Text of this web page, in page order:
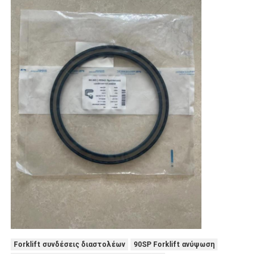
Forklift συνδέσεις διαστολέων
90SP Forklift ανύψωση